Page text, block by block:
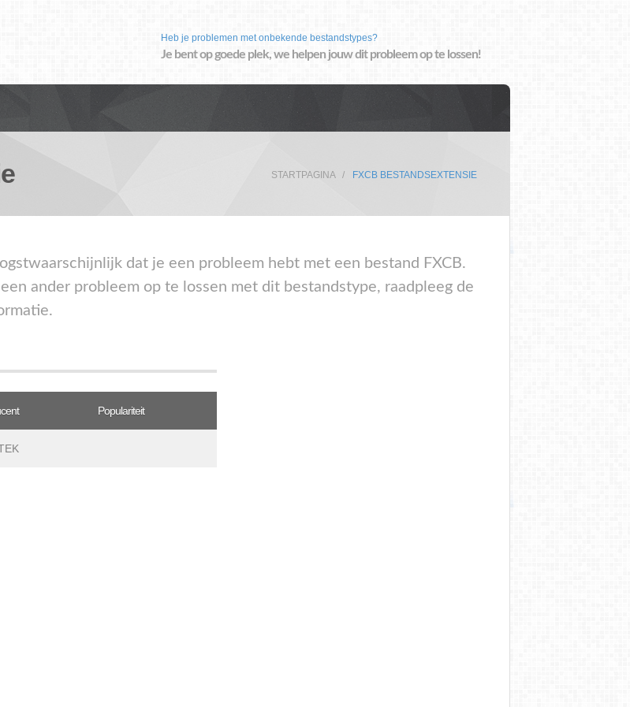
Heb je problemen met onbekende bestandstypes?
Je bent op goede plek, we helpen jouw dit probleem op te lossen!
STARTPAGINA FXCB BESTANDSEXTENSIE
dat je een probleem hebt met een bestand FXCB.
ander probleem op te lossen met dit bestandstype, raadpleeg de
Populariteit